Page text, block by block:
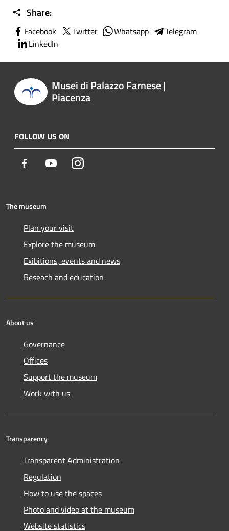
Share:
Facebook Twitter Whatsapp
Telegram
LinkedIn
Musei di Palazzo Farnese |
Piacenza
FOLLOW US ON
Facebook YoutubeInstagram
The museum
Plan your visit
Explore the museum
Exibitions, events and news
Reseach and education
About us
Governance
Offices
Support the museum
Work with us
Transparency
Transparent Administration
Regulation
How to use the spaces
Photo and video at the museum
Website statistics